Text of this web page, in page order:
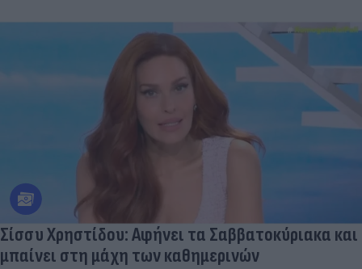
Σίσσυ Χρηστίδου: Αφήνει τα Σαββατοκύριακα και
μπαίνει στη μάχη των καθημερινών